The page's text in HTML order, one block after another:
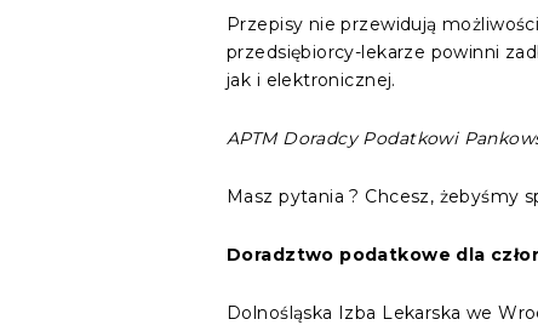
Przepisy nie przewidują
przedsiębiorcy-lekarze powinni
jak i elektronicznej.
APTM Doradcy Podatkowi
Masz pytania ? Chcesz, żebyśmy
Doradztwo podatkowe dla
Dolnośląska Izba Lekarska we